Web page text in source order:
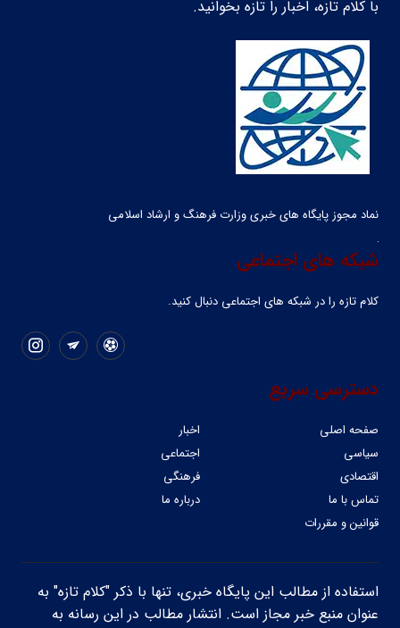
با کلام تازه، اخبار را تازه بخوانید.
نماد مجوز پایگاه های خبری وزارت فرهنگ و ارشاد اسلامی
شبکه های اجتماعی
کلام تازه را در شبکه ‌های اجتماعی دنبال کنید.
دسترسی سریع
صفحه اصلی
اخبار
سیاسی
اجتماعی
اقتصادی
فرهنگی
تماس با ما
درباره ما
قوانین و مقررات
استفاده از مطالب این پایگاه خبری، تنها با ذکر "کلام تازه" به
عنوان منبع خبر مجاز است. انتشار مطالب در این رسانه به